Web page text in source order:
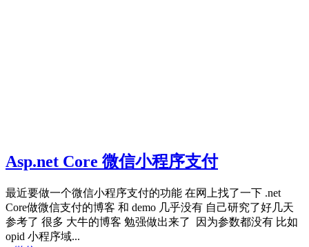
Asp.net Core 微信小程序支付
最近要做一个微信小程序支付的功能 在网上找了一下 .net
Core做微信支付的博客 和 demo 几乎没有 自己研究了好几天
参考了 很多 大牛的博客 勉强做出来了 因为参数都没有 比如
opid 小程序域...